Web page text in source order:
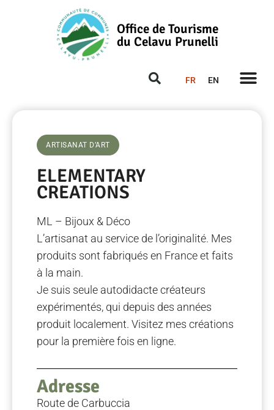
Office de Tourisme
du Celavu Prunelli
FR EN
ARTISANAT D’ART
ELEMENTARY
CREATIONS
ML – Bijoux & Déco
L’artisanat au service de l’originalité. Mes
produits sont fabriqués en France et faits
à la main.
Je suis seule autodidacte créateurs
expérimentés, qui depuis des années
produit localement. Visitez mes créations
pour la première fois en ligne.
Adresse
Route de Carbuccia